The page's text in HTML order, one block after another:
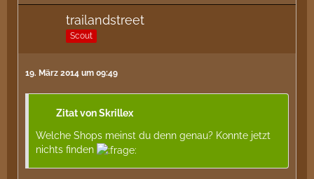
trailandstreet
Scout
19. März 2014 um 09:49
Zitat von Skrillex
Welche Shops meinst du denn genau? Konnte jetzt
nichts finden